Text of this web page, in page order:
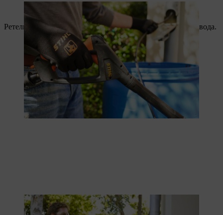
Ziel ist es, die Verstopfung zu finden – und später zu lösen.
Ретельно промийте, поки з труби не потече тільки чиста вода.
Aus dem Rohr fließt schließlich nur noch klares Wasser.